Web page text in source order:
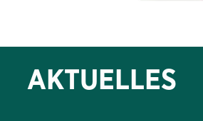
AKTUELLES